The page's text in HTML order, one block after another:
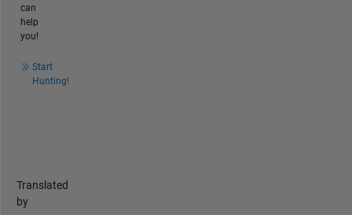
can
help
you!
Start
Hunting!
Translated
by